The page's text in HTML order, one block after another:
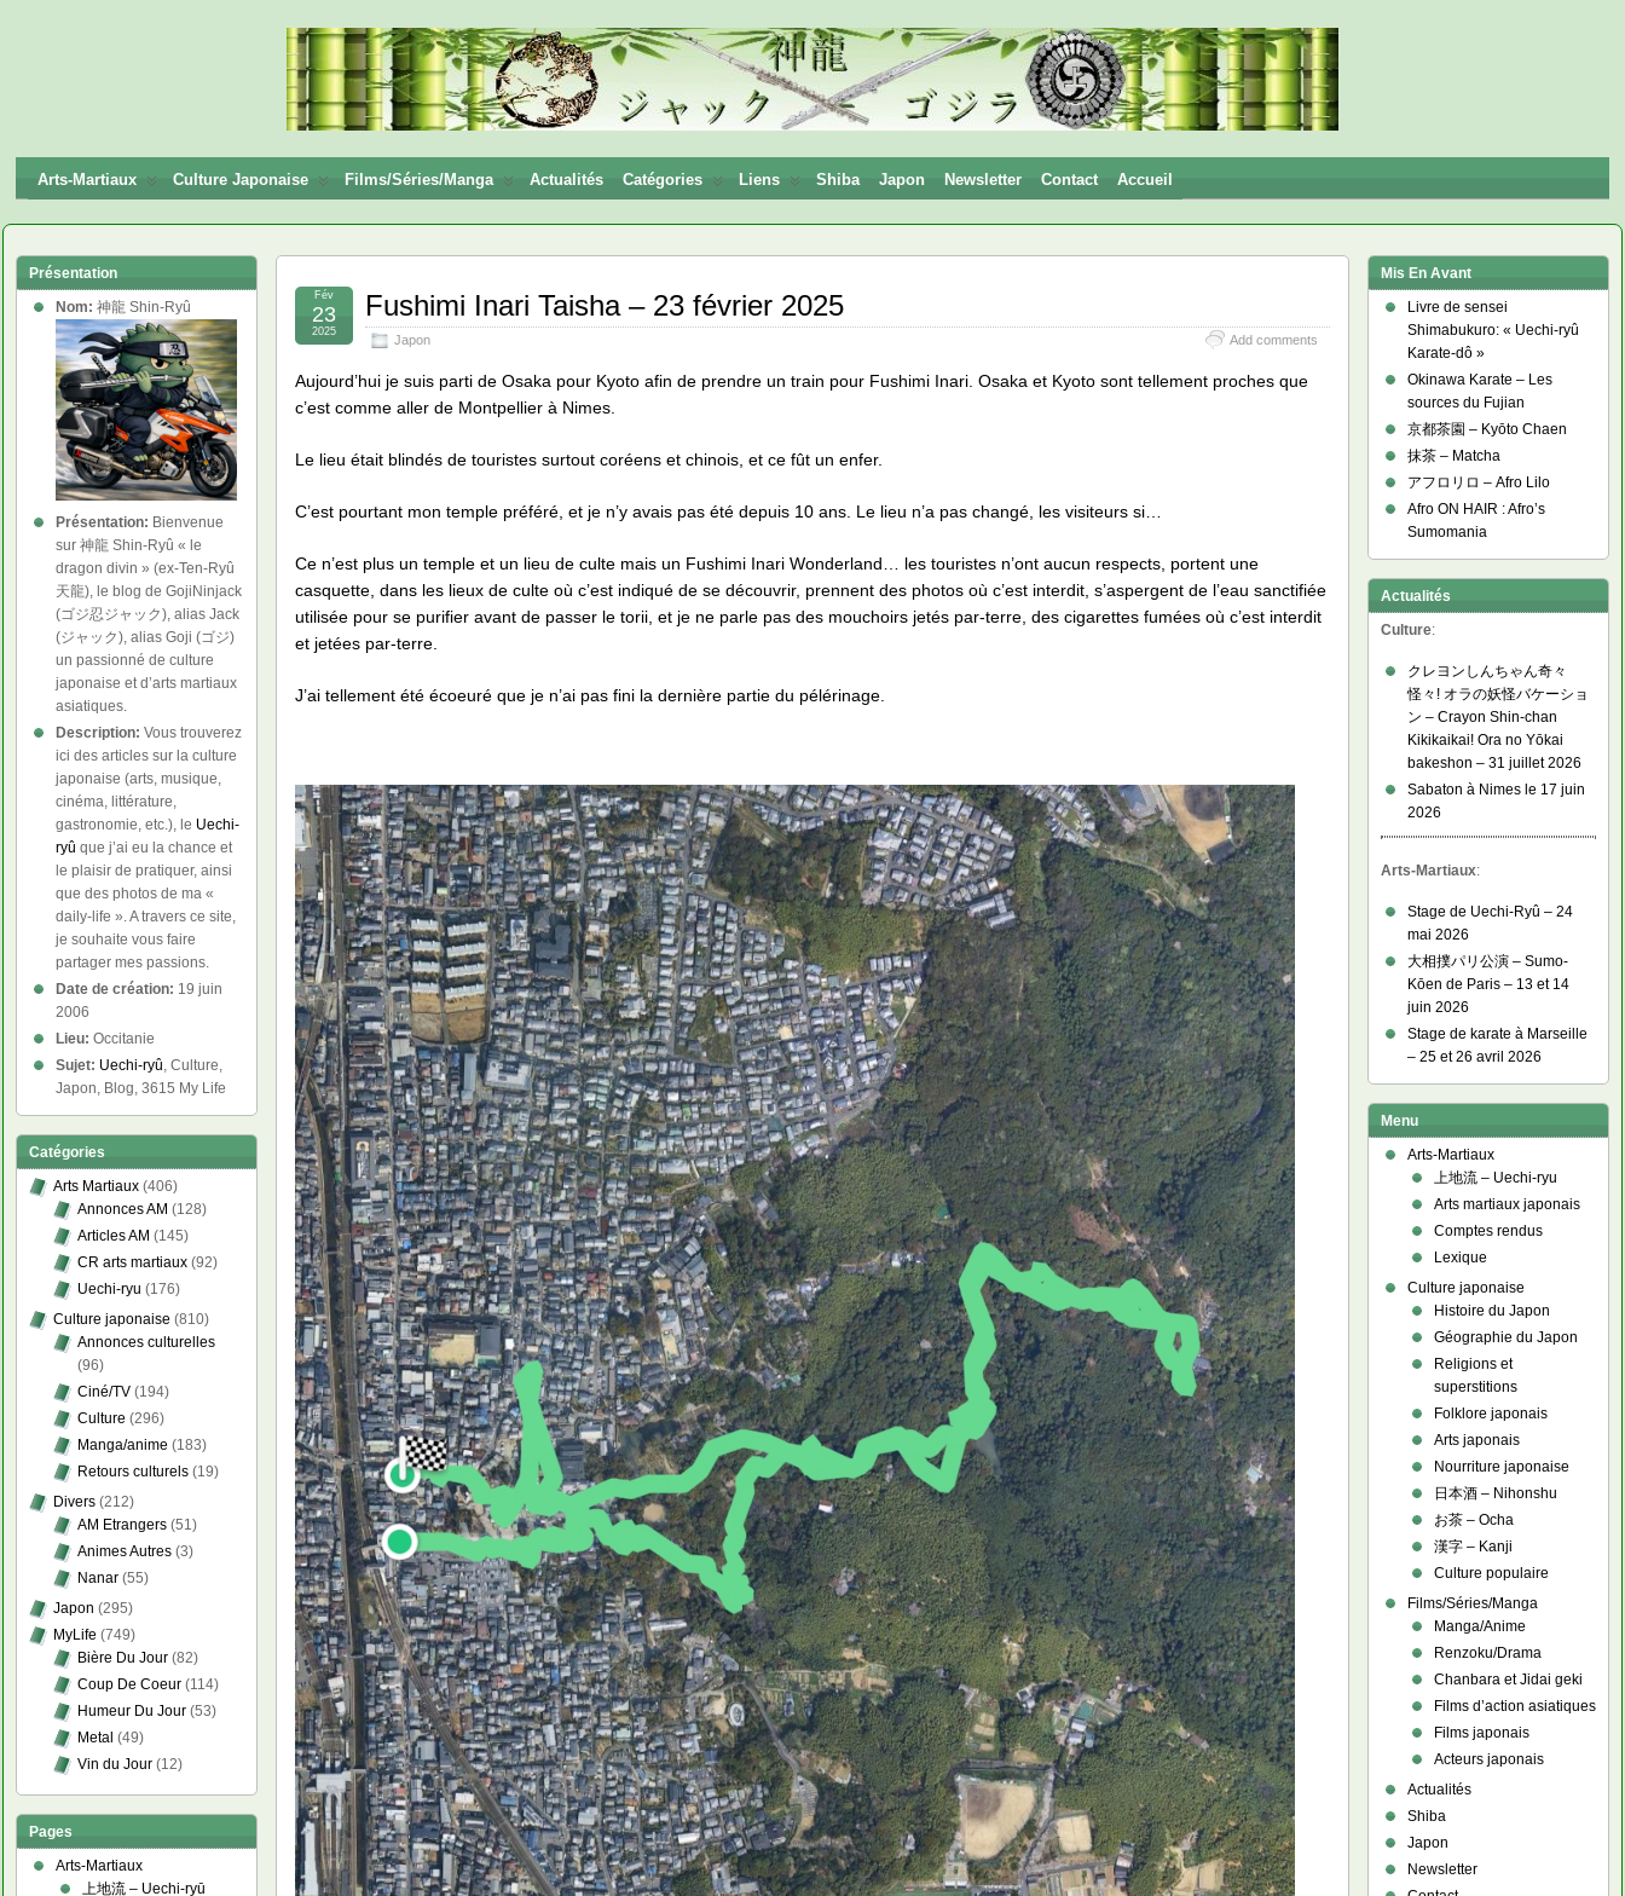
Ryū
Arts-Martiaux Culture Japonaise Films/Séries/Manga Actualités Catégories Liens Shiba Japon Newsletter Contact Accueil
Fushimi Inari Taisha – 23 février 2025
Japon Add comments
Fév
23
2025
Aujourd’hui je suis parti de Osaka pour Kyoto afin de prendre un train pour Fushimi Inari. Osaka et Kyoto sont tellement proches que
c’est comme aller de Montpellier à Nimes.
Le lieu était blindés de touristes surtout coréens et chinois, et ce fût un enfer.
C’est pourtant mon temple préféré, et je n’y avais pas été depuis 10 ans. Le lieu n’a pas changé, les visiteurs si…
Ce n’est plus un temple et un lieu de culte mais un Fushimi Inari Wonderland… les touristes n’ont aucun respects, portent une
casquette, dans les lieux de culte où c’est indiqué de se découvrir, prennent des photos où c’est interdit, s’aspergent de l’eau sanctifiée
utilisée pour se purifier avant de passer le torii, et je ne parle pas des mouchoirs jetés par-terre, des cigarettes fumées où c’est interdit
et jetées par-terre.
J’ai tellement été écoeuré que je n’ai pas fini la dernière partie du pélérinage.
Présentation
Nom: 神龍 Shin-Ryû
Présentation: Bienvenue
sur 神龍 Shin-Ryû « le
dragon divin » (ex-Ten-Ryû
天龍), le blog de GojiNinjack
(ゴジ忍ジャック), alias Jack
(ジャック), alias Goji (ゴジ)
un passionné de culture
japonaise et d’arts martiaux
asiatiques.
Description: Vous trouverez
ici des articles sur la culture
japonaise (arts, musique,
cinéma, littérature,
gastronomie, etc.), le Uechi-
ryû que j’ai eu la chance et
le plaisir de pratiquer, ainsi
que des photos de ma «
daily-life ». A travers ce site,
je souhaite vous faire
partager mes passions.
Date de création: 19 juin
2006
Lieu: Occitanie
Sujet: Uechi-ryû, Culture,
Japon, Blog, 3615 My Life
Catégories
Arts Martiaux (406)
Annonces AM (128)
Articles AM (145)
CR arts martiaux (92)
Uechi-ryu (176)
Culture japonaise (810)
Annonces culturelles
(96)
Ciné/TV (194)
Culture (296)
Manga/anime (183)
Retours culturels (19)
Divers (212)
AM Etrangers (51)
Animes Autres (3)
Nanar (55)
Japon (295)
MyLife (749)
Bière Du Jour (82)
Coup De Coeur (114)
Humeur Du Jour (53)
Metal (49)
Vin du Jour (12)
Pages
Arts-Martiaux
上地流 – Uechi-ryū
Mis En Avant
Livre de sensei
Shimabukuro: « Uechi-ryû
Karate-dô »
Okinawa Karate – Les
sources du Fujian
京都茶園 – Kyōto Chaen
抹茶 – Matcha
アフロリロ – Afro Lilo
Afro ON HAIR : Afro’s
Sumomania
Actualités
Culture:
クレヨンしんちゃん奇々
怪々! オラの妖怪バケーショ
ン – Crayon Shin-chan
Kikikaikai! Ora no Yōkai
bakeshon – 31 juillet 2026
Sabaton à Nimes le 17 juin
2026
Arts-Martiaux:
Stage de Uechi-Ryû – 24
mai 2026
大相撲パリ公演 – Sumo-
Kōen de Paris – 13 et 14
juin 2026
Stage de karate à Marseille
– 25 et 26 avril 2026
Menu
Arts-Martiaux
上地流 – Uechi-ryu
Arts martiaux japonais
Comptes rendus
Lexique
Culture japonaise
Histoire du Japon
Géographie du Japon
Religions et
superstitions
Folklore japonais
Arts japonais
Nourriture japonaise
日本酒 – Nihonshu
お茶 – Ocha
漢字 – Kanji
Culture populaire
Films/Séries/Manga
Manga/Anime
Renzoku/Drama
Chanbara et Jidai geki
Films d’action asiatiques
Films japonais
Acteurs japonais
Actualités
Shiba
Japon
Newsletter